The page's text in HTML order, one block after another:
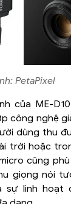
PetaPixel
của ME-
công nghệ
dùng thu
trời hoặc
cũng
giọng nói
sự linh hoạt